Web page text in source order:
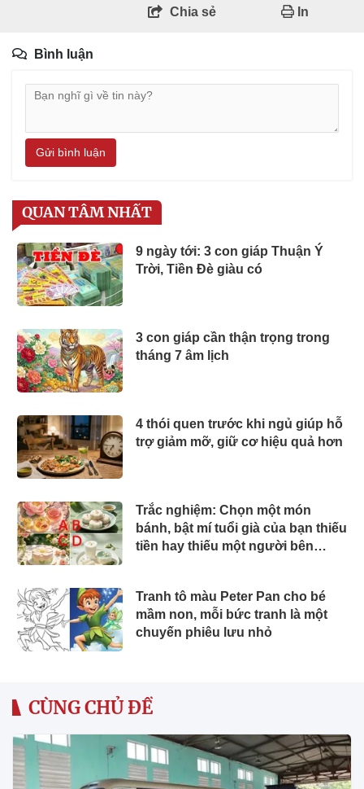
Chia sẻ In
Bình luận
Gửi bình luận
QUAN TÂM NHẤT
9 ngày tới: 3 con giáp Thuận Ý
Trời, Tiền Đè giàu có
3 con giáp cần thận trọng trong
tháng 7 âm lịch
4 thói quen trước khi ngủ giúp hỗ
trợ giảm mỡ, giữ cơ hiệu quả hơn
Trắc nghiệm: Chọn một món
bánh, bật mí tuổi già của bạn thiếu
tiền hay thiếu một người bên
Tranh tô màu Peter Pan cho bé
mầm non, mỗi bức tranh là một
chuyến phiêu lưu nhỏ
CÙNG CHỦ ĐỀ